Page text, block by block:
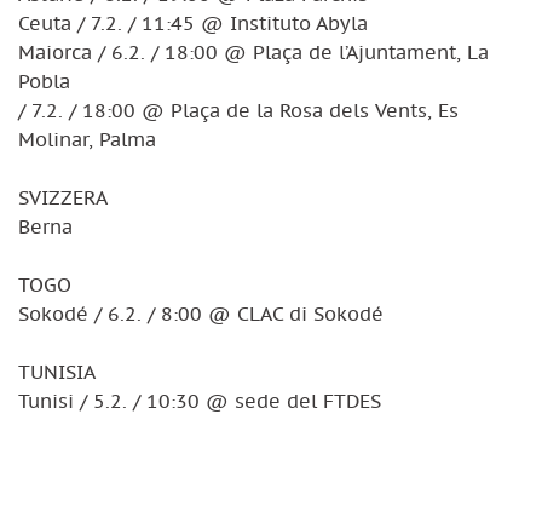
Ceuta / 7.2. / 11:45 @ Instituto Abyla
Maiorca / 6.2. / 18:00 @ Plaça de l’Ajuntament, La
Pobla
/ 7.2. / 18:00 @ Plaça de la Rosa dels Vents, Es
Molinar, Palma
SVIZZERA
Berna
TOGO
Sokodé / 6.2. / 8:00 @ CLAC di Sokodé
TUNISIA
Tunisi / 5.2. / 10:30 @ sede del FTDES